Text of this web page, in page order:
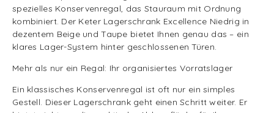
spezielles Konservenregal, das Stauraum mit Ordnung
kombiniert. Der Keter Lagerschrank Excellence Niedrig in
dezentem Beige und Taupe bietet Ihnen genau das – ein
klares Lager-System hinter geschlossenen Türen.
Mehr als nur ein Regal: Ihr organisiertes Vorratslager
Ein klassisches Konservenregal ist oft nur ein simples
Gestell. Dieser Lagerschrank geht einen Schritt weiter. Er